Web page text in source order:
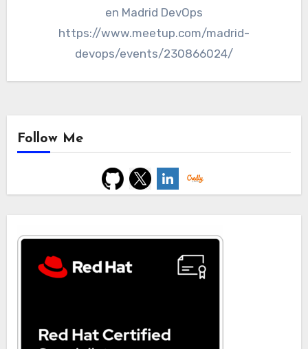
en Madrid DevOps
https://www.meetup.com/madrid-
devops/events/230866024/
Follow Me